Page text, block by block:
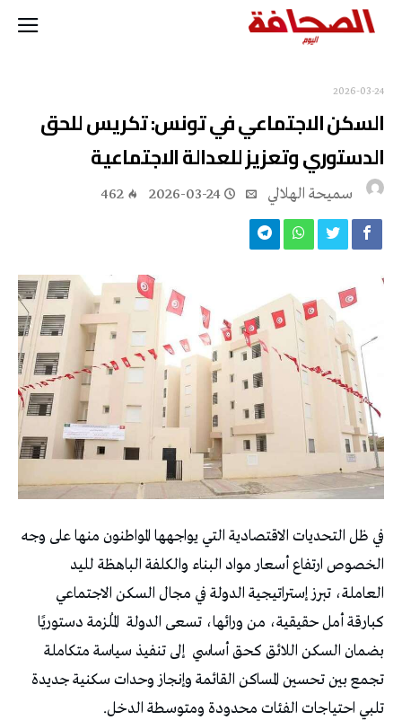
2026-03-24
السكن الاجتماعي في تونس: تكريس للحق
الدستوري وتعزيز للعدالة الاجتماعية
سميحة الهلالي 2026-03-24
462
في ظل التحديات الاقتصادية التي يواجهها المواطنون منها على وجه
الخصوص ارتفاع أسعار مواد البناء والكلفة الباهظة لليد
العاملة، تبرز إستراتيجية الدولة في مجال السكن الاجتماعي
كبارقة أمل حقيقية، من ورائها، تسعى الدولة المُلزمة دستوريًا
بضمان السكن اللائق كحق أساسي إلى تنفيذ سياسة متكاملة
تجمع بين تحسين المساكن القائمة وإنجاز وحدات سكنية جديدة
تلبي احتياجات الفئات محدودة ومتوسطة الدخل.